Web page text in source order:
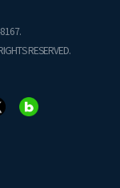
RESERVED.